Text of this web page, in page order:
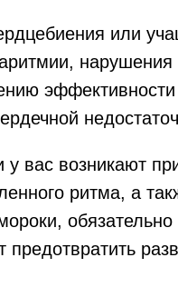
или
у вас возникают
ритма, а